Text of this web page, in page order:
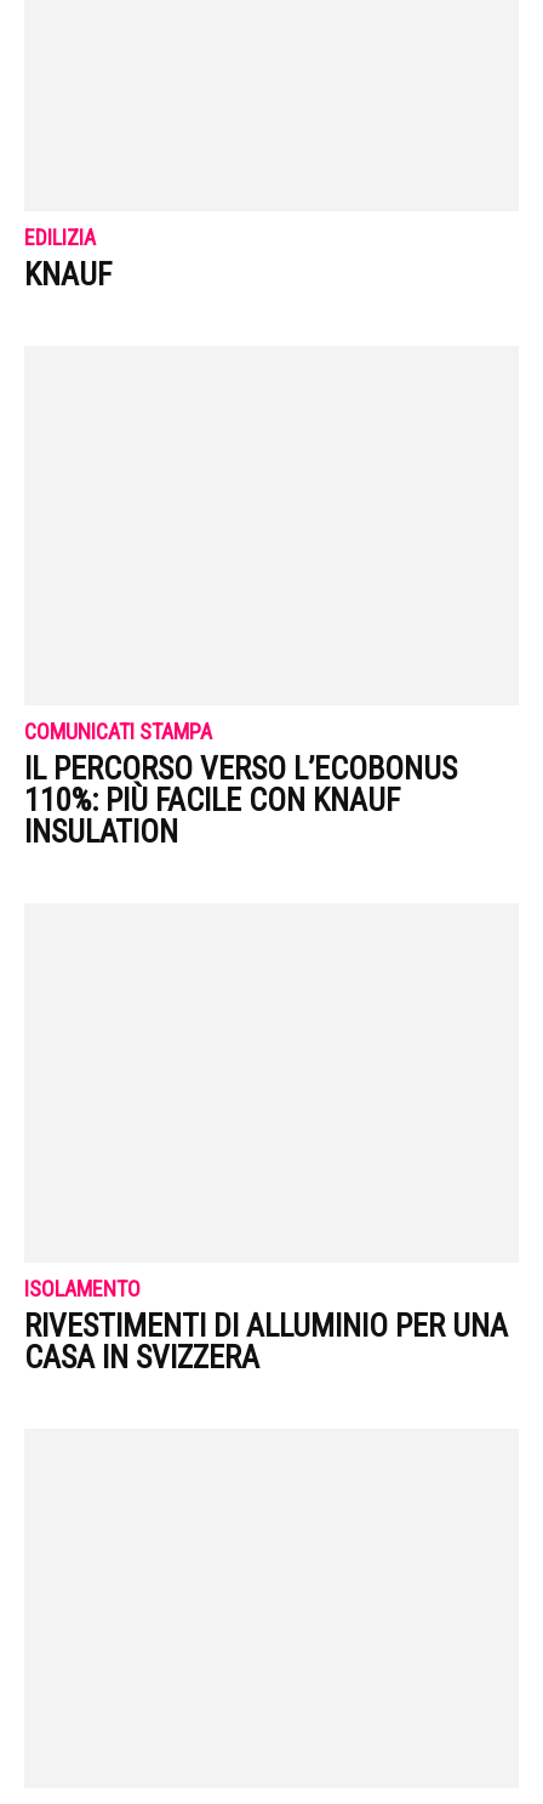
EDILIZIA
KNAUF
COMUNICATI STAMPA
IL PERCORSO VERSO L’ECOBONUS
110%: PIÙ FACILE CON KNAUF
INSULATION
ISOLAMENTO
RIVESTIMENTI DI ALLUMINIO PER UNA
CASA IN SVIZZERA